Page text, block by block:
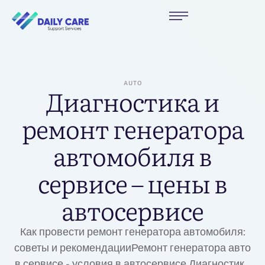
AUTO
Диагностика и
ремонт генератора
автомобиля в
сервисе – цены в
автосервисе
Как провести ремонт генератора автомобиля:
советы и рекомендацииРемонт генератора авто